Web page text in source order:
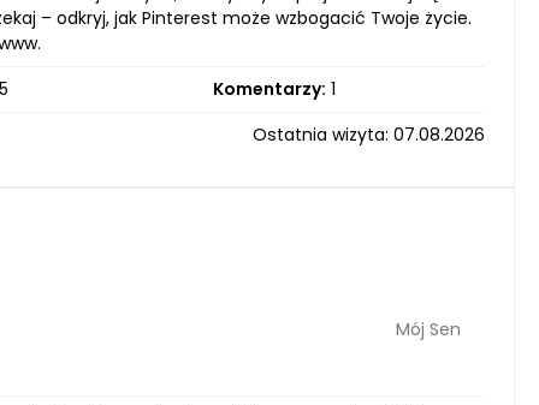
– odkryj, jak Pinterest może wzbogacić Twoje życie.
Komentarzy: 1
Ostatnia wizyta: 07.08.2026
Mój Sen